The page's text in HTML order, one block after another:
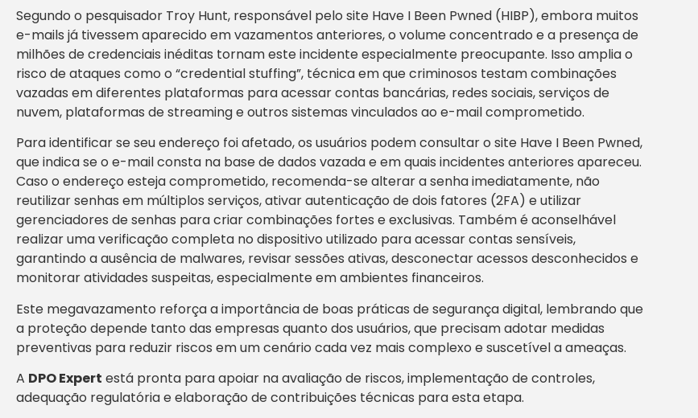
Segundo o pesquisador Troy Hunt, responsável pelo site Have I Been Pwned (HIBP), embora muitos
e-mails já tivessem aparecido em vazamentos anteriores, o volume concentrado e a presença de
milhões de credenciais inéditas tornam este incidente especialmente preocupante. Isso amplia o
risco de ataques como o “credential stuffing”, técnica em que criminosos testam combinações
vazadas em diferentes plataformas para acessar contas bancárias, redes sociais, serviços de
nuvem, plataformas de streaming e outros sistemas vinculados ao e-mail comprometido.
Para identificar se seu endereço foi afetado, os usuários podem consultar o site Have I Been Pwned,
que indica se o e-mail consta na base de dados vazada e em quais incidentes anteriores apareceu.
Caso o endereço esteja comprometido, recomenda-se alterar a senha imediatamente, não
reutilizar senhas em múltiplos serviços, ativar autenticação de dois fatores (2FA) e utilizar
gerenciadores de senhas para criar combinações fortes e exclusivas. Também é aconselhável
realizar uma verificação completa no dispositivo utilizado para acessar contas sensíveis,
garantindo a ausência de malwares, revisar sessões ativas, desconectar acessos desconhecidos e
monitorar atividades suspeitas, especialmente em ambientes financeiros.
Este megavazamento reforça a importância de boas práticas de segurança digital, lembrando que
a proteção depende tanto das empresas quanto dos usuários, que precisam adotar medidas
preventivas para reduzir riscos em um cenário cada vez mais complexo e suscetível a ameaças.
A DPO Expert está pronta para apoiar na avaliação de riscos, implementação de controles,
adequação regulatória e elaboração de contribuições técnicas para esta etapa.